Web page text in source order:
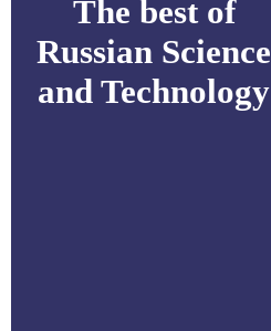
The best of
Russian Science
and Technology